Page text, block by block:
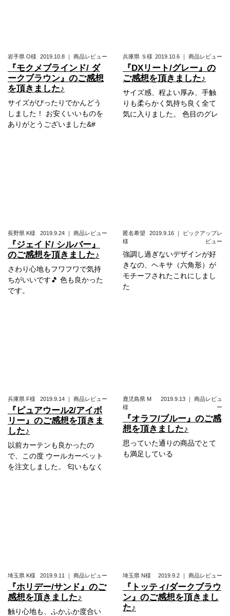
岩手県 O様 2019.10.8 ｜ 商品レビュー
『モクメブラインド/ ダ
ークブラウン』のご感想
を頂きました♪
サイズがぴったりでかんどう
しました！ お安くいいものを
ありがとうございました&#
兵庫県 Ｓ様 2019.10.6 ｜ 商品レビュー
『DXリート/グレー』の
ご感想を頂きました♪
サイズ感、程よい厚み、手触
りも柔らかく気持ち良く全て
気に入りました。 色目のグレ
長野県 K様 2019.9.24 ｜ 商品レビュー
『ジェイド/ シルバー』
のご感想を頂きました♪
さわり心地もフワフワで気持
ちがいいです🎵 色も良かった
です。
匿名希望
様
2019.9.16 ｜
ピックアップレ
ビュー
強調し過ぎないデザインが好
きなの、ヘキサ（六角形）が
モチーフされたこれにしまし
た
兵庫県 F様 2019.9.14 ｜ 商品レビュー
『ピュアウール2/アイボ
リー』のご感想を頂きま
した♪
以前カーテンも良かったの
で、この度 ウールカーペット
を注文しました。 匂いもなく
鹿児島県 M
様
2019.9.13 ｜ 商品レビュ
ー
『オラフ/ブルー』のご感
想を頂きました♪
思っていた通りの商品でとて
も満足している
埼玉県 K様 2019.9.11 ｜ 商品レビュー
『ホリデー/サンド』のご
感想を頂きました♪
触り心地も、ふかふか度合い
埼玉県 N様 2019.9.2 ｜ 商品レビュー
『トッティ/ダークブラウ
ン』のご感想を頂きまし
た♪